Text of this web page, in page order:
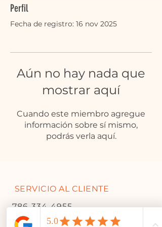
Perfil
Fecha de registro: 16 nov 2025
Aún no hay nada que
mostrar aquí
Cuando este miembro agregue
información sobre sí mismo,
podrás verla aquí.
SERVICIO AL CLIENTE
786-334-4955
305-333-0067